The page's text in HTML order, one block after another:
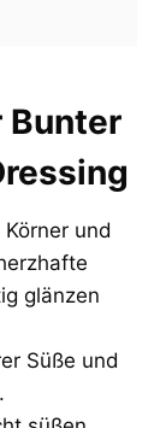
Bunter
und
glänzen
Süße und